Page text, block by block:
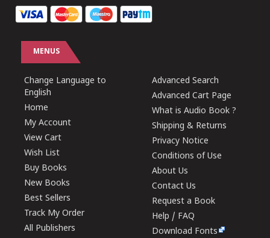
MENUS
Change Language to
English
Home
My Account
View Cart
Wish List
Buy Books
New Books
Best Sellers
Track My Order
All Publishers
Advanced Search
Advanced Cart Page
What is Audio Book ?
Shipping & Returns
Privacy Notice
Conditions of Use
About Us
Contact Us
Request a Book
Help / FAQ
Download Fonts